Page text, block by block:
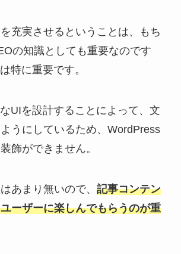
充実させるということは、もち
の知識としても重要なのです
特に重要です。
UIを設計することによって、文
うにしているため、WordPress
飾ができません。
あまり無いので、 記事コンテン
ーザーに楽しんでもらうのが重